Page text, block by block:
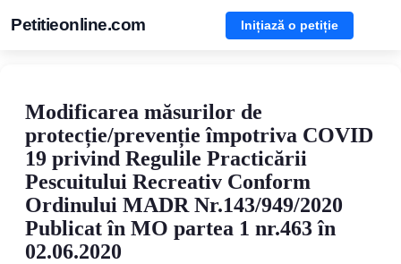
Petitieonline.com Inițiază o petiție
Modificarea măsurilor de
protecție/prevenție împotriva COVID
19 privind Regulile Practicării
Pescuitului Recreativ Conform
Ordinului MADR Nr.143/949/2020
Publicat în MO partea 1 nr.463 în
02.06.2020